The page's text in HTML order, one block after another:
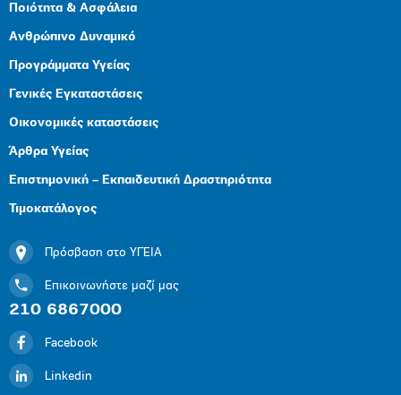
Ποιότητα & Ασφάλεια
Ανθρώπινο Δυναμικό
Προγράμματα Υγείας
Γενικές Εγκαταστάσεις
Οικονομικές καταστάσεις
Άρθρα Υγείας
Επιστημονική – Εκπαιδευτική Δραστηριότητα
Τιμοκατάλογος
Πρόσβαση στο ΥΓΕΙΑ
Επικοινωνήστε μαζί μας
210 6867000
Facebook
Linkedin